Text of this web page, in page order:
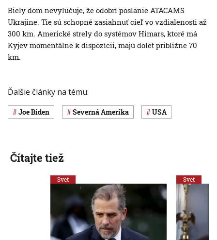
Biely dom nevylučuje, že odobrí poslanie ATACAMS
Ukrajine. Tie sú schopné zasiahnuť cieľ vo vzdialenosti až
300 km. Americké strely do systémov Himars, ktoré má
Kyjev momentálne k dispozícii, majú dolet približne 70
km.
Ďalšie články na tému:
Joe Biden Severná Amerika USA
Čítajte tiež
Svet Svet